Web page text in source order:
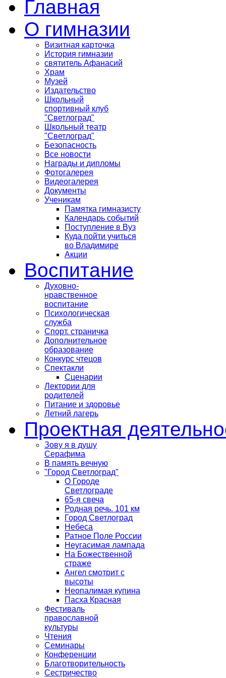
Главная
О гимназии
Визитная карточка
История гимназии
святитель Афанасий
Храм
Музей
Издательство
Школьный
спортивный клуб
"Светлоград"
Школьный театр
"Светлоград"
Безопасность
Все новости
Награды и дипломы
Фотогалерея
Видеогалерея
Документы
Ученикам
Памятка гимназисту
Календарь событий
Поступление в Вуз
Куда пойти учиться
во Владимире
Акции
Воспитание
Духовно-
нравственное
воспитание
Психологическая
служба
Спорт. страничка
Дополнительное
образование
Конкурс чтецов
Спектакли
Сценарии
Лектории для
родителей
Питание и здоровье
Летний лагерь
Проектная
Зову я в душу
Серафима
В память вечную
"Город Светлоград"
О Городе
Светлограде
65-я свеча
Родная речь. 101 км
Город Светлоград
Небеса
Ратное Поле России
Неугасимая лампада
На Божественной
страже
Ангел смотрит с
высоты
Неопалимая купина
Пасха Красная
Фестиваль
православной
культуры
Чтения
Семинары
Конференции
Благотворительность
Сестричество